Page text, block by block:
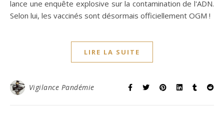
lance une enquête explosive sur la contamination de l'ADN.
Selon lui, les vaccinés sont désormais officiellement OGM !
LIRE LA SUITE
Vigilance Pandémie